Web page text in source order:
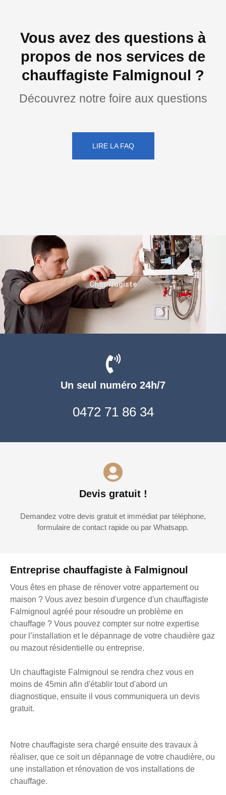
Vous avez des questions à
propos de nos services de
chauffagiste Falmignoul ?
Découvrez notre foire aux questions
LIRE LA FAQ
Entreprise chauffagiste à Falmignoul
Vous êtes en phase de rénover votre appartement ou
maison ? Vous avez besoin d'urgence d'un chauffagiste
Falmignoul agréé pour résoudre un problème en
chauffage ? Vous pouvez compter sur notre expertise
pour l’installation et le dépannage de votre chaudière gaz
ou mazout résidentielle ou entreprise.
Un chauffagiste Falmignoul se rendra chez vous en
moins de 45min afin d'établir tout d'abord un
diagnostique, ensuite il vous communiquera un devis
gratuit.
Notre chauffagiste sera chargé ensuite des travaux à
réaliser, que ce soit un dépannage de votre chaudière, ou
une installation et rénovation de vos installations de
chauffage.
Un seul numéro 24h/7
0472 71 86 34
Devis gratuit !
Demandez votre devis gratuit et immédiat par téléphone,
formulaire de contact rapide ou par Whatsapp.
Chauffagiste